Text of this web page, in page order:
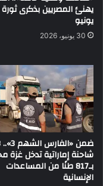
يونيو
30 يونيو، 2026
شاحنة إماراتية تدخل غزة
بـ817 طنًا من المساعدات
الإنسانية